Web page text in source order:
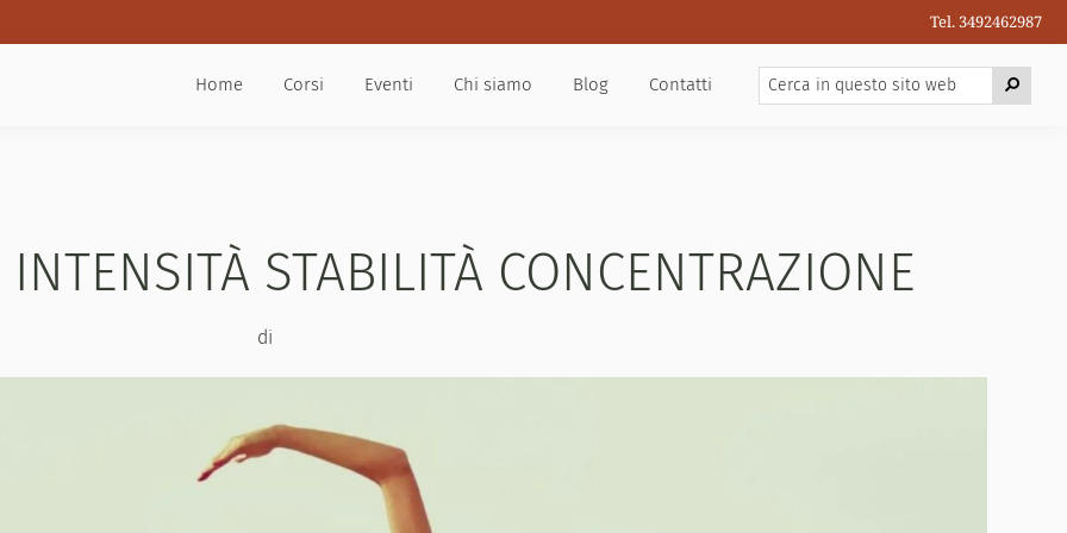
Tel. 3492462987
Home Corsi Eventi Chi siamo Blog Contatti
Cerca
in
questo
Cerca
STABILITÀ CONCENTRAZIONE
di